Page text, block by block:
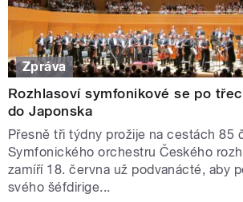
Zpráva
Rozhlasoví symfonikové se po
do Japonska
Přesně tři týdny prožije na cestách 85
Symfonického orchestru Českého
zamíří 18. června už podvanácté, aby
svého šéfdirige...